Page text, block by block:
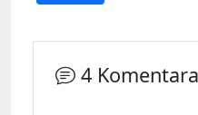
4 Komentara